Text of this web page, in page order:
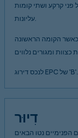
קרקע ושתי קומות
עליונות.
הקומה הראשונה
לנכס דירוג EPC של 'B'.
דִיוּר